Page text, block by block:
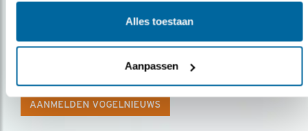
Alles toestaan
Aanpassen
Op de hoogte blijven?
Meld je aan en ontvang nieuws, inspiratie, acties en tips
AANMELDEN VOGELNIEUWS